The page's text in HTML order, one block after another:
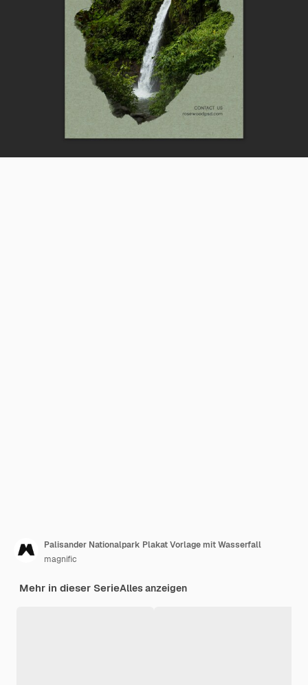
Palisander Nationalpark Plakat Vorlage mit Wasserfall
magnific
Mehr in dieser SerieAlles anzeigen